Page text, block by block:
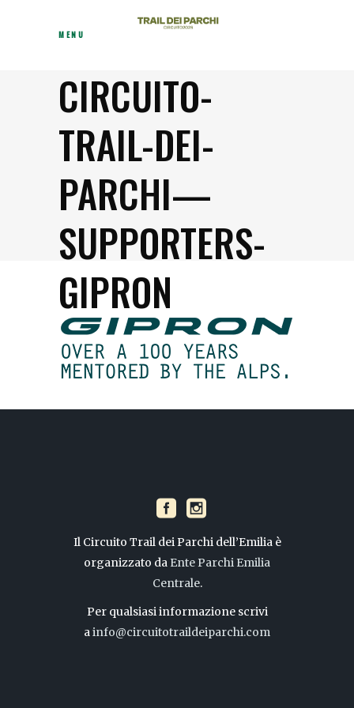
MENU
CIRCUITO-
TRAIL-DEI-
PARCHI—
SUPPORTERS-
GIPRON
Il Circuito Trail dei Parchi dell’Emilia è
organizzato da Ente Parchi Emilia
Centrale.
Per qualsiasi informazione scrivi
ainfo@circuitotraildeiparchi.com